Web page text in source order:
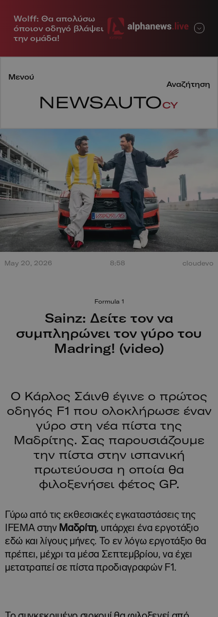
Wolff: Θα απολύσω
όποιον οδηγό βλάψει
την ομάδα!
Μενού
Αναζήτηση
Μενού
Τεράστια έκρηξη από
σύγκρουση στο Misano.
100
May 20, 2026 8:58 cloudevo
Sainz: Δείτε τον να
συμπληρώνει τον γύρο του
Madring! (video)
Formula 1
Ο Κάρλος Σάινθ έγινε ο πρώτος
οδηγός F1 που ολοκλήρωσε έναν
γύρο στη νέα πίστα της
Μαδρίτης. Σας παρουσιάζουμε
την πίστα στην ισπανική
πρωτεύουσα η οποία θα
φιλοξενήσει φέτος GP.
Γύρω από τις εκθεσιακές εγκαταστάσεις της
IFEMA στην Μαδρίτη, υπάρχει ένα εργοτάξιο
εδώ και λίγους μήνες. Το εν λόγω εργοτάξιο θα
πρέπει, μέχρι τα μέσα Σεπτεμβρίου, να έχει
μετατραπεί σε πίστα προδιαγραφών F1.